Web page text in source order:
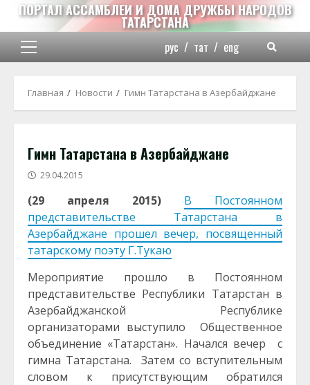
Перейти
содержимому
ПОРТАЛ АССАМБЛЕИ И ДОМА ДРУЖБЫ НАРОДОВ
ТАТАРСТАНА
Основное
рус / тат / eng
Главная Новости Гимн Татарстана в Азербайджане
Гимн Татарстана в Азербайджане
29.04.2015
(29 апреля 2015)
В Постоянном
представительстве Татарстана в
Азербайджане прошел вечер, посвященный
татарскому поэту Г.Тукаю
Мероприятие прошло в Постоянном
представительстве Республики Татарстан в
Азербайджанской Республике
организаторами выступило Общественное
объединение «Татарстан». Начался вечер с
гимна Татарстана. Затем со вступительным
словом к присутствующим обратился